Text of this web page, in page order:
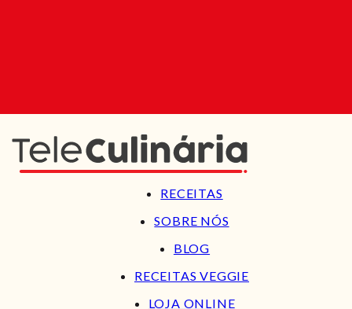
RECEITAS
SOBRE NÓS
BLOG
RECEITAS VEGGIE
LOJA ONLINE